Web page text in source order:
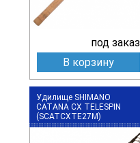
под заказ
В корзину
Удилище SHIMANO
CATANA CX TELESPIN
(SCATCXTE27M)